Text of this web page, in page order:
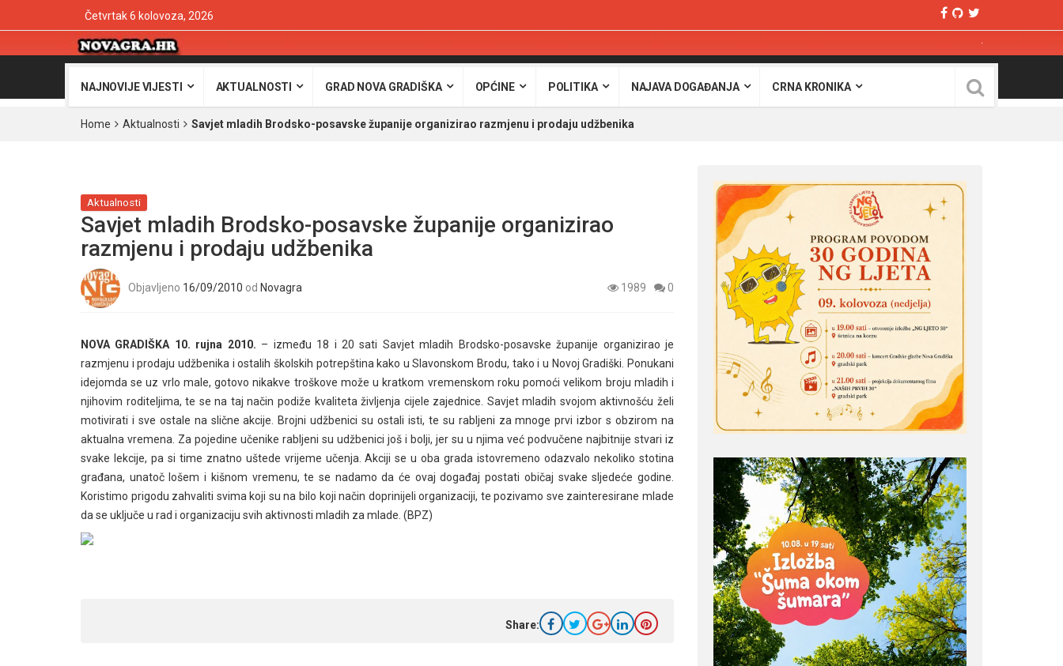
Četvrtak 6 kolovoza, 2026
NAJNOVIJE VIJESTI AKTUALNOSTI GRAD NOVA GRADIŠKA OPĆINE POLITIKA NAJAVA DOGAĐANJA CRNA KRONIKA
Home Aktualnosti Savjet mladih Brodsko-posavske županije organizirao razmjenu i prodaju udžbenika
Aktualnosti
Savjet mladih Brodsko-posavske županije organizirao
razmjenu i prodaju udžbenika
Objavljeno 16/09/2010 od Novagra 1989 0
NOVA GRADIŠKA 10. rujna 2010. – između 18 i 20 sati Savjet mladih Brodsko-posavske županije organizirao je
razmjenu i prodaju udžbenika i ostalih školskih potrepština kako u Slavonskom Brodu, tako i u Novoj Gradiški. Ponukani
idejomda se uz vrlo male, gotovo nikakve troškove može u kratkom vremenskom roku pomoći velikom broju mladih i
njihovim roditeljima, te se na taj način podiže kvaliteta življenja cijele zajednice. Savjet mladih svojom aktivnošću želi
motivirati i sve ostale na slične akcije. Brojni udžbenici su ostali isti, te su rabljeni za mnoge prvi izbor s obzirom na
aktualna vremena. Za pojedine učenike rabljeni su udžbenici još i bolji, jer su u njima već podvučene najbitnije stvari iz
svake lekcije, pa si time znatno uštede vrijeme učenja. Akciji se u oba grada istovremeno odazvalo nekoliko stotina
građana, unatoč lošem i kišnom vremenu, te se nadamo da će ovaj događaj postati običaj svake sljedeće godine.
Koristimo prigodu zahvaliti svima koji su na bilo koji način doprinijeli organizaciji, te pozivamo sve zainteresirane mlade
da se uključe u rad i organizaciju svih aktivnosti mladih za mlade. (BPZ)
Share: